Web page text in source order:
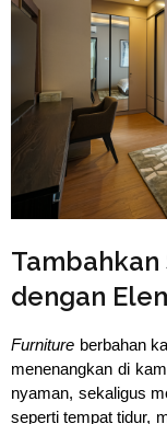
dengan
Furniture berbahan
menenangkan di
nyaman, sekaligus